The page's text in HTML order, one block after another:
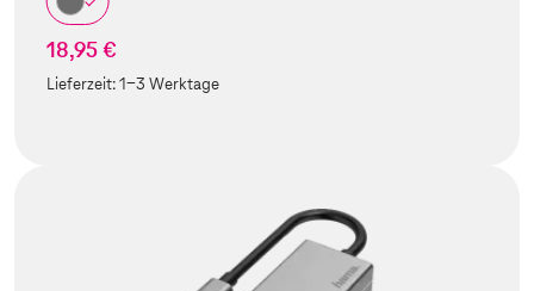
18,95 €
Lieferzeit:1-3 Werktage